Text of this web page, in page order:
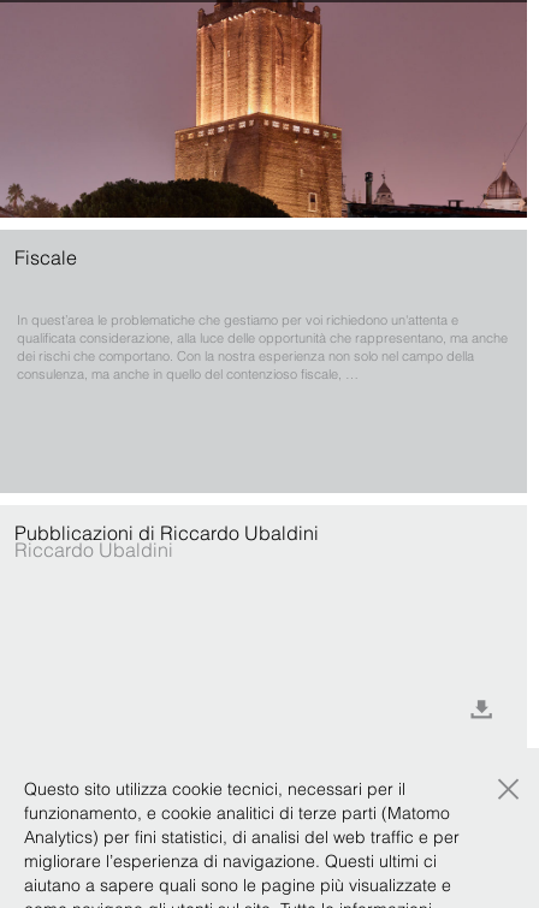
Fiscale
In quest’area le problematiche che gestiamo per voi richiedono un'attenta e
qualificata considerazione, alla luce delle opportunità che rappresentano, ma anche
dei rischi che comportano. Con la nostra esperienza non solo nel campo della
consulenza, ma anche in quello del contenzioso fiscale, …
Pubblicazioni di Riccardo Ubaldini
Riccardo Ubaldini
News (5) Focus Team (3)
Questo sito utilizza cookie tecnici, necessari per il
funzionamento, e cookie analitici di terze parti (Matomo
Analytics) per fini statistici, di analisi del web traffic e per
migliorare l’esperienza di navigazione. Questi ultimi ci
aiutano a sapere quali sono le pagine più visualizzate e
×